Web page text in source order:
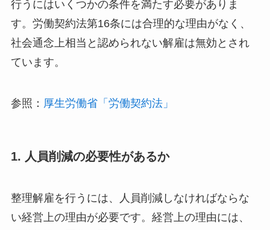
行うにはいくつかの条件を満たす必要がありま
す。労働契約法第16条には合理的な理由がなく、
社会通念上相当と認められない解雇は無効とされ
ています。
参照： 厚生労働省「労働契約法」
1. 人員削減の必要性があるか
整理解雇を行うには、人員削減しなければならな
い経営上の理由が必要です。経営上の理由には、